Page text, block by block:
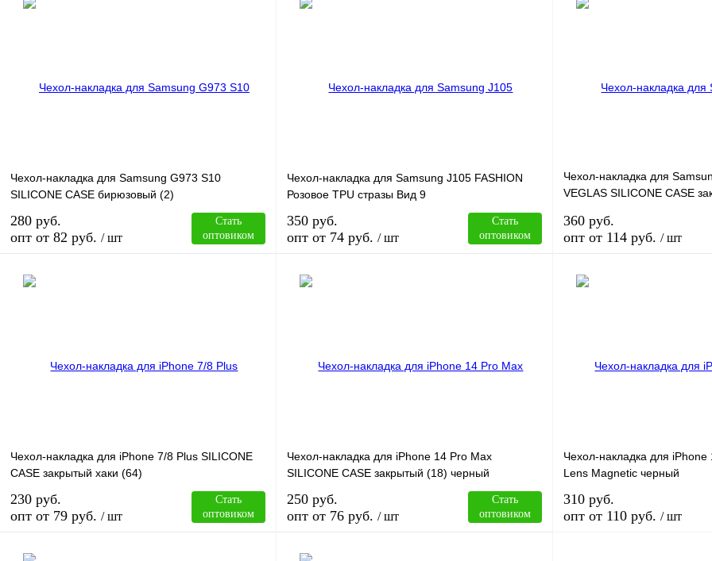
Чехол-накладка для Samsung G973 S10
SILICONE CASE бирюзовый (2)
280 руб.
опт от 82 руб. / шт
Стать
оптовиком
В избранное
В
Чехол-накладка для Samsung J105 FASHION
Розовое TPU стразы Вид 9
350 руб.
опт от 74 руб. / шт
Стать
оптовиком
В избранное
В
Чехол-накладка для
VEGLAS SILICONE CASE
360 руб.
опт от 114 руб. / шт
В избранное
Чехол-накладка для iPhone 7/8 Plus SILICONE
CASE закрытый хаки (64)
230 руб.
опт от 79 руб. / шт
Стать
оптовиком
Чехол-накладка для iPhone 14 Pro Max
SILICONE CASE закрытый (18) черный
250 руб.
опт от 76 руб. / шт
Стать
оптовиком
Чехол-накладка для
Lens Magnetic черный
310 руб.
опт от 110 руб. / шт